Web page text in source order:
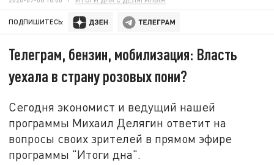
ПОДПИШИТЕСЬ:
Телеграм, бензин, мобилизация: Власть
уехала в страну розовых пони?
Сегодня экономист и ведущий нашей
программы Михаил Делягин ответит на
вопросы своих зрителей в прямом эфире
программы "Итоги дна".